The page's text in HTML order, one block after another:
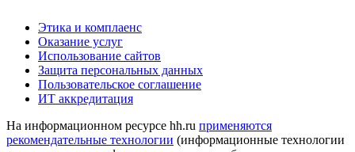
Этика и комплаенс
Оказание услуг
Использование сайтов
Защита персональных данных
Пользовательское соглашение
ИТ аккредитация
На информационном ресурсе hh.ru применяются
рекомендательные технологии (информационные технологии